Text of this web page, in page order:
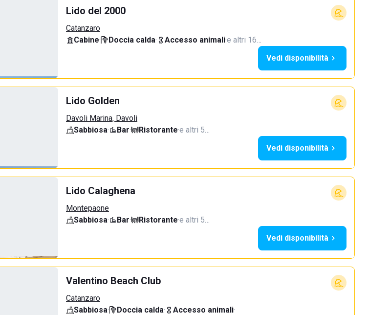
Lido del 2000
Catanzaro
Cabine· Doccia calda· Accesso animali·e altri 16…
Vedi disponibilità
Lido Golden
Davoli Marina, Davoli
Sabbiosa· Bar· Ristorante·e altri 5…
Vedi disponibilità
Lido Calaghena
Montepaone
Sabbiosa· Bar· Ristorante·e altri 5…
Vedi disponibilità
Valentino Beach Club
Catanzaro
Sabbiosa· Doccia calda· Accesso animali·